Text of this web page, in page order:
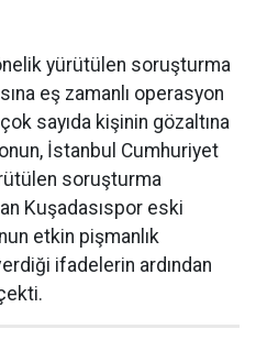
yürütülen soruşturma
eş zamanlı operasyon
sayıda kişinin gözaltına
İstanbul Cumhuriyet
soruşturma
Kuşadasıspor eski
etkin pişmanlık
ifadelerin ardından